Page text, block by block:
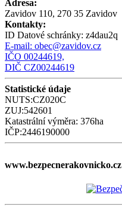
Adresa:
Zavidov 110, 270 35 Zavidov
Kontakty:
ID Datové schránky: z4dau2q
E-mail: obec@zavidov.cz
IČO 00244619,
DIČ CZ00244619
Statistické údaje
NUTS:CZ020C
ZUJ:542601
Katastrální výměra: 376ha
IČP:2446190000
www.bezpecnerakovnicko.cz